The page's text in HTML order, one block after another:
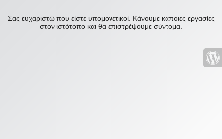
Σας ευχαριστώ που είστε υπομονετικοί. Κάνουμε κάποιες εργασίες
στον ιστότοπο και θα επιστρέψουμε σύντομα.